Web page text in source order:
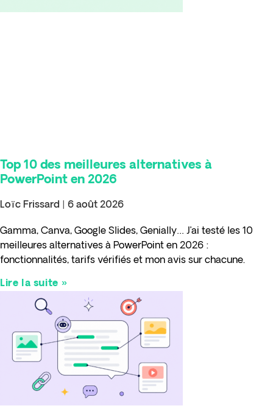
Top 10 des meilleures alternatives à
PowerPoint en 2026
Loïc Frissard 6 août 2026
Gamma, Canva, Google Slides, Genially… J’ai testé les 10
meilleures alternatives à PowerPoint en 2026 :
fonctionnalités, tarifs vérifiés et mon avis sur chacune.
Lire la suite »